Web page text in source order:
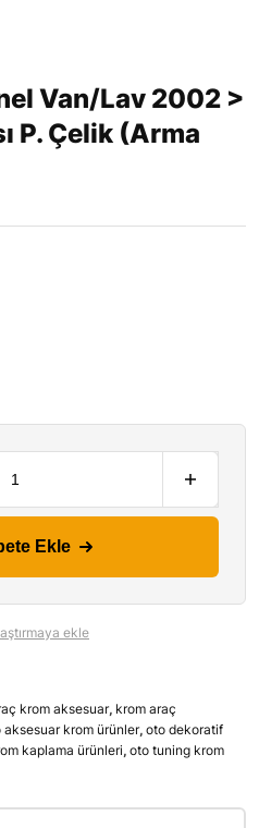
Van/Lav 2002 >
P. Çelik (Arma
Ekle
ekle
krom aksesuar, krom araç
aksesuar krom ürünler, oto dekoratif
kaplama ürünleri, oto tuning krom